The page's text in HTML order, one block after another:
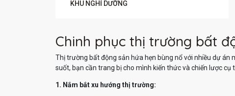
KHU NGHỈ DƯỠNG
Chinh phục thị trường bất
Thị trường bất động sản hứa hẹn bùng nổ với nhiều dự án
suốt, bạn cần trang bị cho mình kiến thức và chiến lược cụ
1. Nắm bắt xu hướng thị trường: